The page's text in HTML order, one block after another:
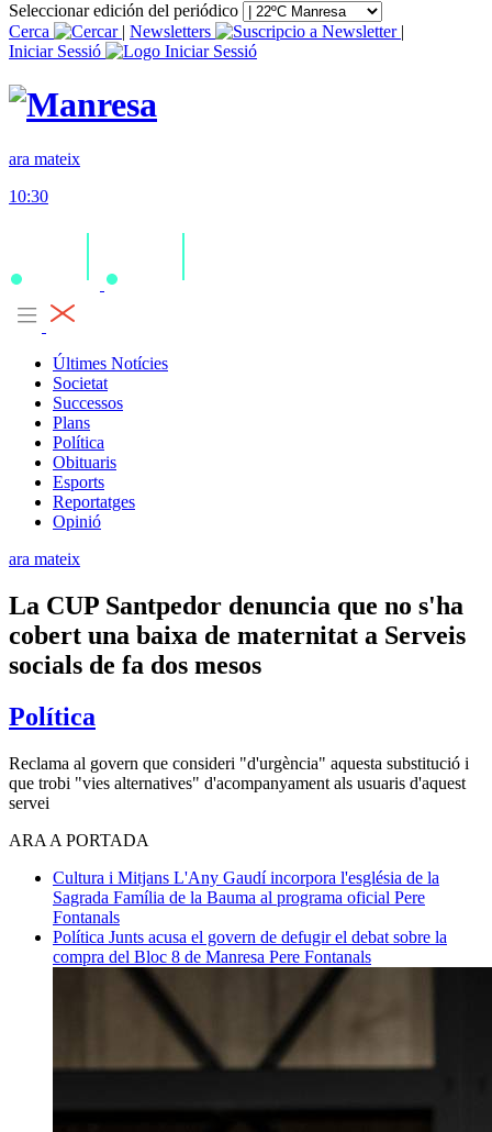
Seleccionar edición del periódico
Cerca
| Newsletters
|
Iniciar Sessió
ara mateix
10:30
Últimes Notícies
Societat
Successos
Plans
Política
Obituaris
Esports
Reportatges
Opinió
ara mateix
La CUP Santpedor denuncia que no s'ha
cobert una baixa de maternitat a Serveis
socials de fa dos mesos
Política
Reclama al govern que consideri "d'urgència" aquesta substitució i
que trobi "vies alternatives" d'acompanyament als usuaris d'aquest
servei
ARA A PORTADA
Cultura i Mitjans L'Any Gaudí incorpora l'església de la
Sagrada Família de la Bauma al programa oficial Pere
Fontanals
Política Junts acusa el govern de defugir el debat sobre la
compra del Bloc 8 de Manresa Pere Fontanals